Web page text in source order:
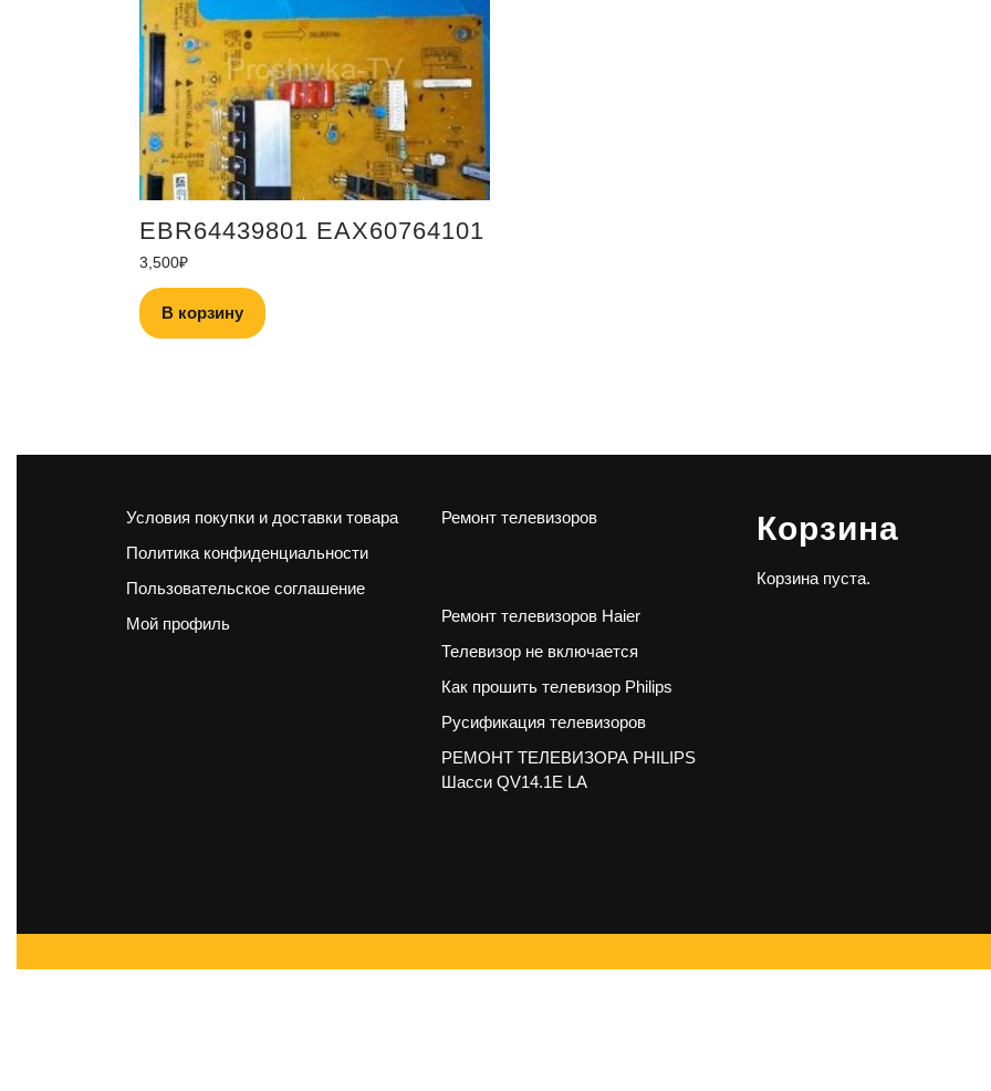
EBR64439801 EAX60764101
3,500₽
В корзину
Условия покупки и доставки товара
Политика конфиденциальности
Пользовательское соглашение
Мой профиль
Ремонт телевизоров
Ремонт телевизоров Haier
Телевизор не включается
Как прошить телевизор Philips
Русификация телевизоров
РЕМОНТ ТЕЛЕВИЗОРА PHILIPS
Шасси QV14.1E LA
Корзина
Корзина пуста.